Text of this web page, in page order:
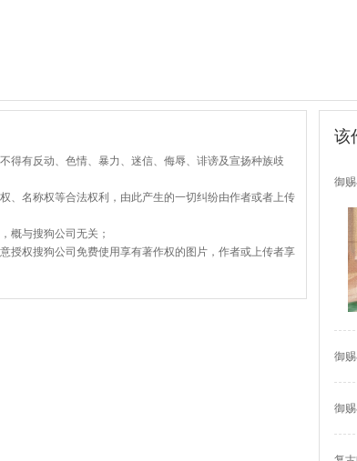
得有反动、色情、暴力、迷信、侮辱、诽谤及宣扬种族歧
、名称权等合法权利，由此产生的一切纠纷由作者或者上传
概与搜狗公司无关；
授权搜狗公司免费使用享有著作权的图片，作者或上传者享
该
御
御
御